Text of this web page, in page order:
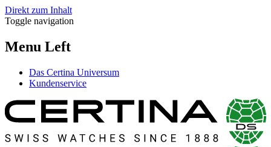
Direkt zum Inhalt
Toggle navigation
Menu Left
Das Certina Universum
Kundenservice